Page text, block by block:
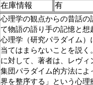
在庫情報
有
心理学の観点からの昔話
て物語の語り手の記憶と
心理学（研究パラダイム
当てはまらないことを説
に対して、著者は、レヴ
集団パラダイム的方法に
界を整序する」という心